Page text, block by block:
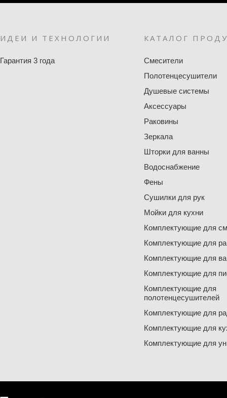
ИДЕИ И ТЕХНОЛОГИИ
Гарантия 3 года
КАТАЛОГ
Смесители
Полотенцесушители
Душевые системы
Аксессуары
Раковины
Зеркала
Шторки для ванны
Водоснабжение
Фены
Сушилки для рук
Мойки для кухни
Комплектующие для
Комплектующие для
Комплектующие для
Комплектующие для
Комплектующие для
полотенцесушителей
Комплектующие для
Комплектующие для
Комплектующие для